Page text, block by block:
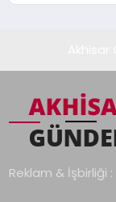
Reklam & İşbirliği :